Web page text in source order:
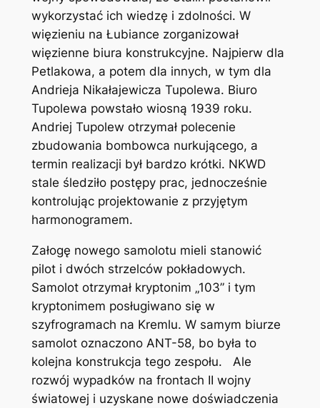
wykorzystać ich wiedzę i zdolności. W
więzieniu na Łubiance zorganizował
więzienne biura konstrukcyjne. Najpierw dla
Petlakowa, a potem dla innych, w tym dla
Andrieja Nikałajewicza Tupolewa. Biuro
Tupolewa powstało wiosną 1939 roku.
Andriej Tupolew otrzymał polecenie
zbudowania bombowca nurkującego, a
termin realizacji był bardzo krótki. NKWD
stale śledziło postępy prac, jednocześnie
kontrolując projektowanie z przyjętym
harmonogramem.
Załogę nowego samolotu mieli stanowić
pilot i dwóch strzelców pokładowych.
Samolot otrzymał kryptonim „103” i tym
kryptonimem posługiwano się w
szyfrogramach na Kremlu. W samym biurze
samolot oznaczono ANT-58, bo była to
kolejna konstrukcja tego zespołu. Ale
rozwój wypadków na frontach II wojny
światowej i uzyskane nowe doświadczenia